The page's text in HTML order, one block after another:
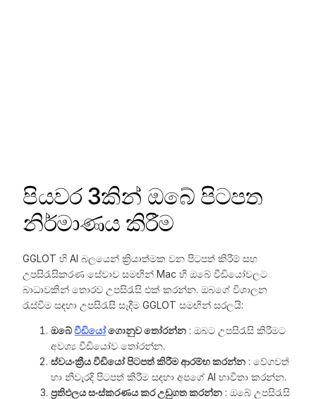
පියවර 3කින් ඔබේ පිටපත
නිර්මාණය කිරීම
GGLOT හි AI බලයෙන් ක්‍රියාත්මක වන පිටපත් කිරීම් සහ
උපසිරැසිකරණ සේවාව සමඟින් Mac හි ඔබේ වීඩියෝවලට
බාධාවකින් තොරව උපසිරැසි එක් කරන්න. ඔබගේ විශාලන
රැස්වීම සඳහා උපසිරැසි සෑදීම GGLOT සමඟින් සරලයි:
ඔබේවීඩියෝගොනුව තෝරන්න : ඔබට උපසිරැසි කිරීමට
අවශ්‍ය වීඩියෝව තෝරන්න.
ස්වයංක්‍රීය වීඩියෝ පිටපත් කිරීම ආරම්භ කරන්න : වේගවත්
හා නිවැරදි පිටපත් කිරීම සඳහා අපගේ AI භාවිතා කරන්න.
ප්‍රතිඵලය සංස්කරණය කර උඩුගත කරන්න : ඔබේ උපසිරැසි